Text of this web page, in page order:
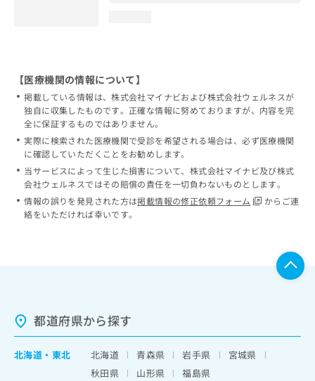
【医療機関の情報について】
掲載している情報は、株式会社マイナビおよび株式会社ウェルネスが
独自に収集したものです。正確な情報に努めておりますが、内容を完
全に保証するものではありません。
実際に検索された医療機関で受診を希望される場合は、必ず医療機関
に確認していただくことをお勧めします。
当サービスによって生じた損害について、株式会社マイナビ及び株式
会社ウェルネスではその賠償の責任を一切負わないものとします。
情報の誤りを発見された方は掲載情報の修正依頼フォーム
からご連
絡をいただければ幸いです。
都道府県から探す
北海道 ・ 東北 北海道 青森県 岩手県
宮城県
秋田県
山形県
福島県